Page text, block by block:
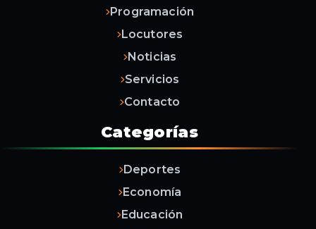
Programación
Locutores
Noticias
Servicios
Contacto
Categorías
Deportes
Economía
Educación